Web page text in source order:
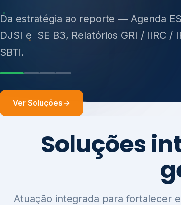
14001, ISO 45001, ONA e PNQ —
sólidos (PGRS/PMGRS).
Ver Soluções
Soluções
Atuação integrada para fortalecer